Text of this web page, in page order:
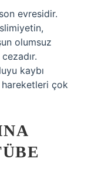
evresidir.
olumsuz
kaybı
hareketleri çok